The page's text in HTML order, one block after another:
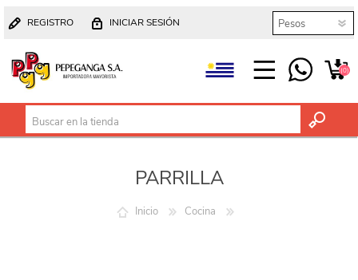
REGISTRO INICIAR SESIÓN
(0)
PARRILLA
Inicio Cocina